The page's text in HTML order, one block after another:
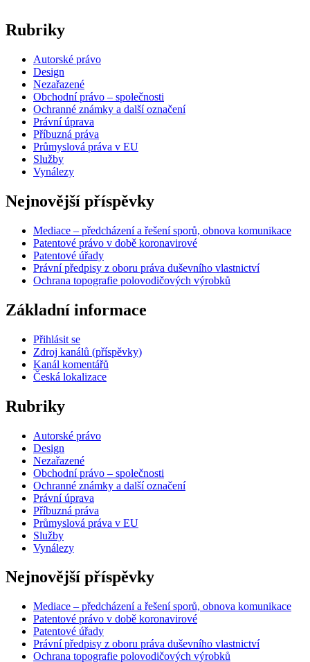
Rubriky
Autorské právo
Design
Nezařazené
Obchodní právo – společnosti
Ochranné známky a další označení
Právní úprava
Příbuzná práva
Průmyslová práva v EU
Služby
Vynálezy
Nejnovější příspěvky
Mediace – předcházení a řešení sporů, obnova komunikace
Patentové právo v době koronavirové
Patentové úřady
Právní předpisy z oboru práva duševního vlastnictví
Ochrana topografie polovodičových výrobků
Základní informace
Přihlásit se
Zdroj kanálů (příspěvky)
Kanál komentářů
Česká lokalizace
Rubriky
Autorské právo
Design
Nezařazené
Obchodní právo – společnosti
Ochranné známky a další označení
Právní úprava
Příbuzná práva
Průmyslová práva v EU
Služby
Vynálezy
Nejnovější příspěvky
Mediace – předcházení a řešení sporů, obnova komunikace
Patentové právo v době koronavirové
Patentové úřady
Právní předpisy z oboru práva duševního vlastnictví
Ochrana topografie polovodičových výrobků